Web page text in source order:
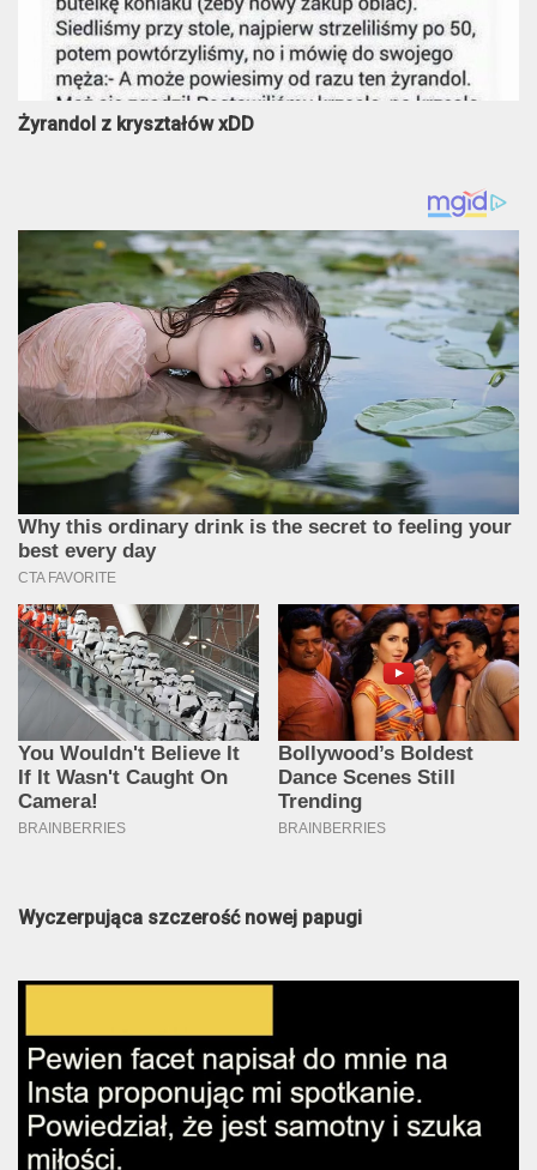
Żyrandol z kryształów xDD
Wyczerpująca szczerość nowej papugi